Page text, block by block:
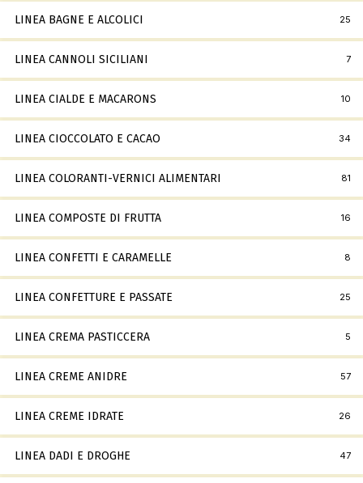
LINEA BAGNE E ALCOLICI 25
LINEA CANNOLI SICILIANI 7
LINEA CIALDE E MACARONS 10
LINEA CIOCCOLATO E CACAO 34
LINEA COLORANTI-VERNICI ALIMENTARI 81
LINEA COMPOSTE DI FRUTTA 16
LINEA CONFETTI E CARAMELLE 8
LINEA CONFETTURE E PASSATE 25
LINEA CREMA PASTICCERA 5
LINEA CREME ANIDRE 57
LINEA CREME IDRATE 26
LINEA DADI E DROGHE 47